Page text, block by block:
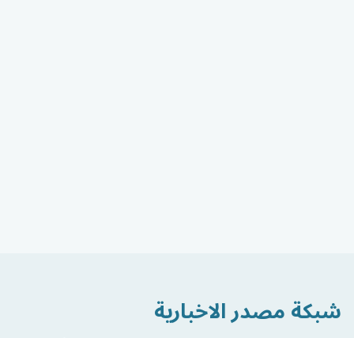
شبكة مصدر الاخبارية